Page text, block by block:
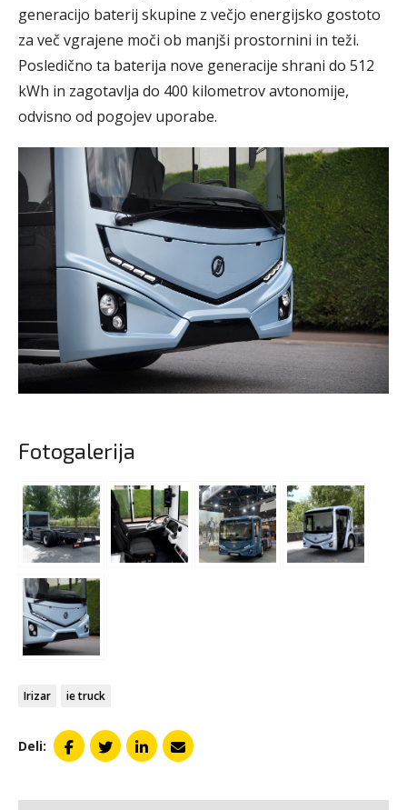
generacijo baterij skupine z večjo energijsko gostoto
za več vgrajene moči ob manjši prostornini in teži.
Posledično ta baterija nove generacije shrani do 512
kWh in zagotavlja do 400 kilometrov avtonomije,
odvisno od pogojev uporabe.
Fotogalerija
Irizar ie truck
Deli: